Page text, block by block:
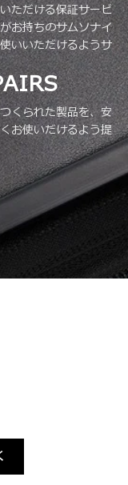
ただける保証サービ
お持ちのサムソナイ
いいただけるようサ
くられた製品を、安
お使いだけるよう提